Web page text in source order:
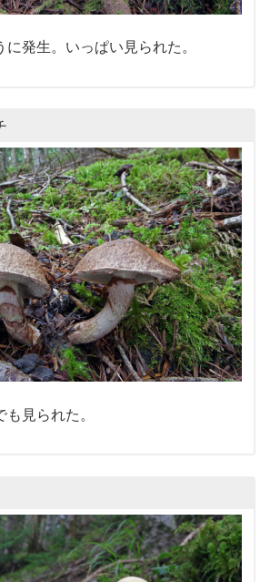
発生。いっぱい見られた。
見られた。